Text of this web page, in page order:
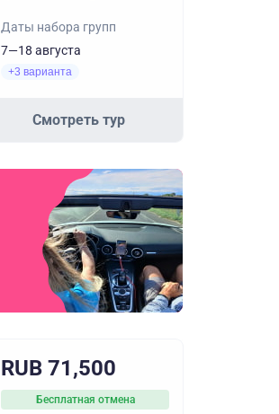
Даты набора групп
7—18 августа
+3 варианта
Смотреть тур
RUB 71,500
Бесплатная отмена